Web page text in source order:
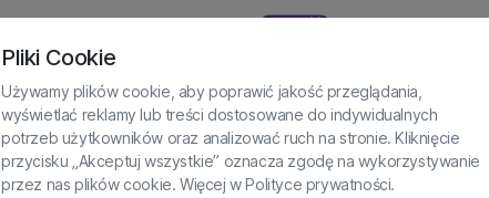
Pliki Cookie
Używamy plików cookie, aby poprawić jakość przeglądania,
wyświetlać reklamy lub treści dostosowane do indywidualnych
potrzeb użytkowników oraz analizować ruch na stronie. Kliknięcie
przycisku „Akceptuj wszystkie” oznacza zgodę na wykorzystywanie
przez nas plików cookie. Więcej wPolityce prywatności.